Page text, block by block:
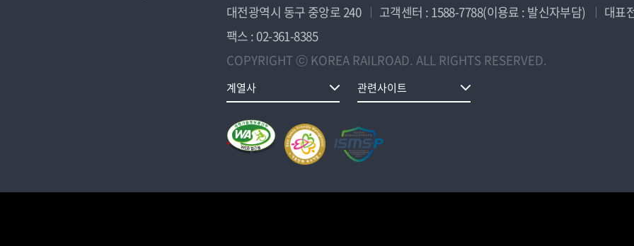
대전광역시 동구 중앙로 240
고객센터 : 1588-7788(이용료 : 발신자부담)
대표
팩스 : 02-361-8385
COPYRIGHT ⓒ KOREA RAILROAD. ALL RIGHTS RESERVED.
계열사 관련사이트